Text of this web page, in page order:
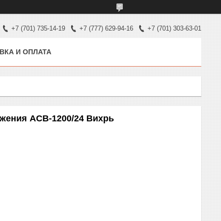
+7 (701) 735-14-19 +7 (777) 629-94-16 +7 (701) 303-63-01
И ОПЛАТА
АСВ-1200/24 Вихрь